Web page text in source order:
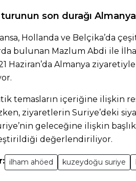
son durağı
Hollanda ve Belçika’da
bulunan Mazlum Abdi ile
Haziran’da Almanya ziyaretiyle
temasların içeriğine ilişkin
ziyaretlerin Suriye’deki
geleceğine ilişkin
değerlendiriliyor.
ilham ahöed kuzeydoğu suriye